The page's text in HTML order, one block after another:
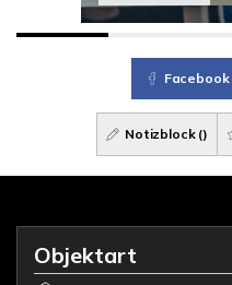
Facebook
Notizblock ()
Objektart